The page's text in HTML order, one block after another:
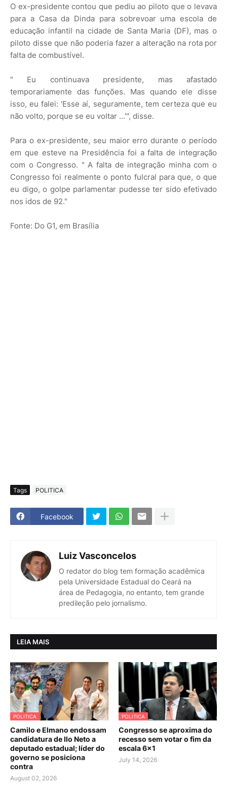
O ex-presidente contou que pediu ao piloto que o levava
para a Casa da Dinda para sobrevoar uma escola de
educação infantil na cidade de Santa Maria (DF), mas o
piloto disse que não poderia fazer a alteração na rota por
falta de combustível.
" Eu continuava presidente, mas afastado
temporariamente das funções. Mas quando ele disse
isso, eu falei: 'Esse aí, seguramente, tem certeza que eu
não volto, porque se eu voltar ...'", disse.
Para o ex-presidente, seu maior erro durante o período
em que esteve na Presidência foi a falta de integração
com o Congresso. " A falta de integração minha com o
Congresso foi realmente o ponto fulcral para que, o que
eu digo, o golpe parlamentar pudesse ter sido efetivado
nos idos de 92."
Fonte: Do G1, em Brasília
Tags POLITICA
Facebook
Luiz Vasconcelos
O redator do blog tem formação acadêmica
pela Universidade Estadual do Ceará na
área de Pedagogia, no entanto, tem grande
predileção pelo jornalismo.
LEIA MAIS
POLITICA
Camilo e Elmano endossam
candidatura de Ilo Neto a
deputado estadual; líder do
governo se posiciona
contra
August 02, 2026
POLITICA
Congresso se aproxima do
recesso sem votar o fim da
escala 6×1
July 14, 2026